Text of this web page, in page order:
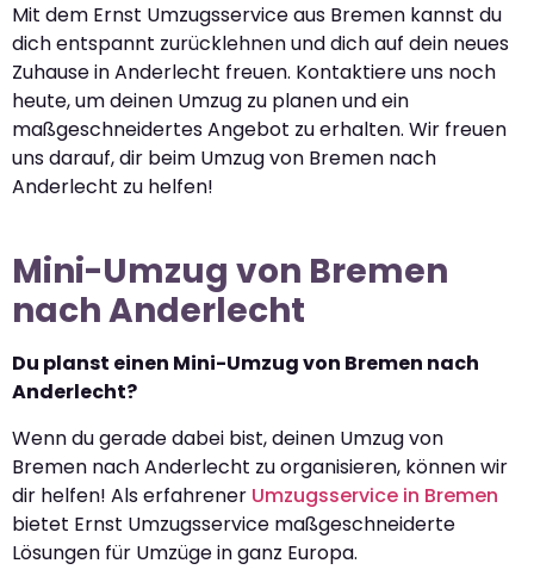
Mit dem Ernst Umzugsservice aus Bremen kannst du
dich entspannt zurücklehnen und dich auf dein neues
Zuhause in Anderlecht freuen. Kontaktiere uns noch
heute, um deinen Umzug zu planen und ein
maßgeschneidertes Angebot zu erhalten. Wir freuen
uns darauf, dir beim Umzug von Bremen nach
Anderlecht zu helfen!
Mini-Umzug von Bremen
nach Anderlecht
Du planst einen Mini-Umzug von Bremen nach
Anderlecht?
Wenn du gerade dabei bist, deinen Umzug von
Bremen nach Anderlecht zu organisieren, können wir
dir helfen! Als erfahrener Umzugsservice in Bremen
bietet Ernst Umzugsservice maßgeschneiderte
Lösungen für Umzüge in ganz Europa.